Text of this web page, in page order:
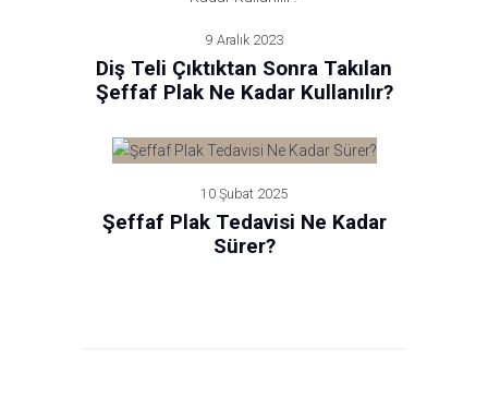
9 Aralık 2023
Diş Teli Çıktıktan Sonra Takılan
Şeffaf Plak Ne Kadar Kullanılır?
10 Şubat 2025
Şeffaf Plak Tedavisi Ne Kadar
Sürer?